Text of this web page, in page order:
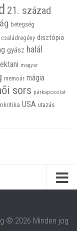
21. század
betegség
családregény disztópia
gyász halál
magyar
memoár mágia
sors párkapcsolat
USA utazás
© 2026 Minden jog